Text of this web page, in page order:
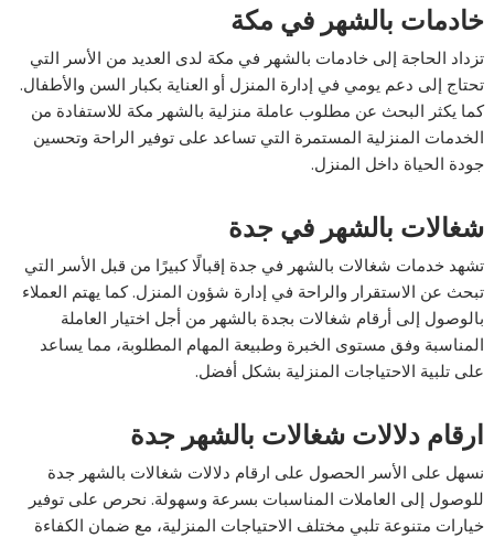
خادمات بالشهر في مكة
تزداد الحاجة إلى خادمات بالشهر في مكة لدى العديد من الأسر التي
تحتاج إلى دعم يومي في إدارة المنزل أو العناية بكبار السن والأطفال.
كما يكثر البحث عن مطلوب عاملة منزلية بالشهر مكة للاستفادة من
الخدمات المنزلية المستمرة التي تساعد على توفير الراحة وتحسين
جودة الحياة داخل المنزل.
شغالات بالشهر في جدة
تشهد خدمات شغالات بالشهر في جدة إقبالًا كبيرًا من قبل الأسر التي
تبحث عن الاستقرار والراحة في إدارة شؤون المنزل. كما يهتم العملاء
بالوصول إلى أرقام شغالات بجدة بالشهر من أجل اختيار العاملة
المناسبة وفق مستوى الخبرة وطبيعة المهام المطلوبة، مما يساعد
على تلبية الاحتياجات المنزلية بشكل أفضل.
ارقام دلالات شغالات بالشهر جدة
نسهل على الأسر الحصول على ارقام دلالات شغالات بالشهر جدة
للوصول إلى العاملات المناسبات بسرعة وسهولة. نحرص على توفير
خيارات متنوعة تلبي مختلف الاحتياجات المنزلية، مع ضمان الكفاءة